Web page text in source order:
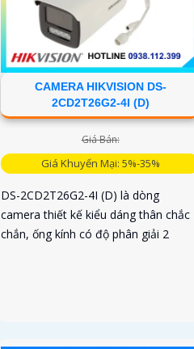
CAMERA HIKVISION DS-
2CD2T26G2-4I (D)
Giá Bán:
Giá Khuyến Mại: 5%-35%
DS-2CD2T26G2-4I (D) là dòng
camera thiết kế kiểu dáng thân chắc
chắn, ống kính có độ phân giải 2